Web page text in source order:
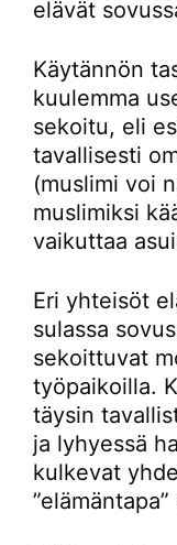
elävät
Käytännön
kuulemma
sekoitu, eli
tavallisesti
(muslimi voi
muslimiksi
vaikuttaa
Eri yhteisöt
sulassa
sekoittuvat
työpaikoilla.
täysin
ja lyhyessä
kulkevat